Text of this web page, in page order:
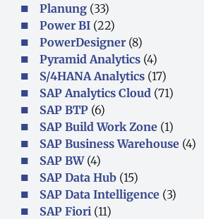
Planung (33)
Power BI (22)
PowerDesigner (8)
Pyramid Analytics (4)
S/4HANA Analytics (17)
SAP Analytics Cloud (71)
SAP BTP (6)
SAP Build Work Zone (1)
SAP Business Warehouse (4)
SAP BW(4)
SAP Data Hub (15)
SAP Data Intelligence (3)
SAP Fiori (11)